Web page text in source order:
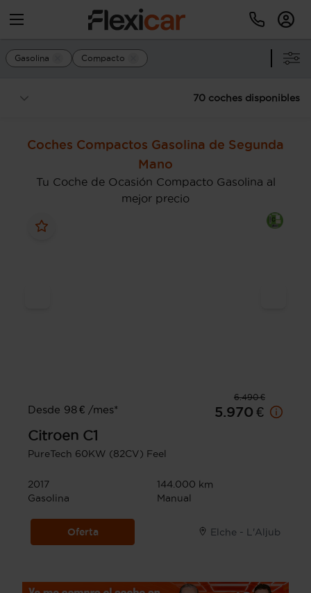
Gasolina Compacto
70 coches disponibles
Coches Compactos Gasolina de Segunda
Mano
Tu Coche de Ocasión Compacto Gasolina al
mejor precio
6.490 €
Desde 98 € /mes*
5.970 €
Citroen C1
PureTech 60KW (82CV) Feel
2017
144.000 km
Gasolina
Manual
Oferta Elche - L'Aljub